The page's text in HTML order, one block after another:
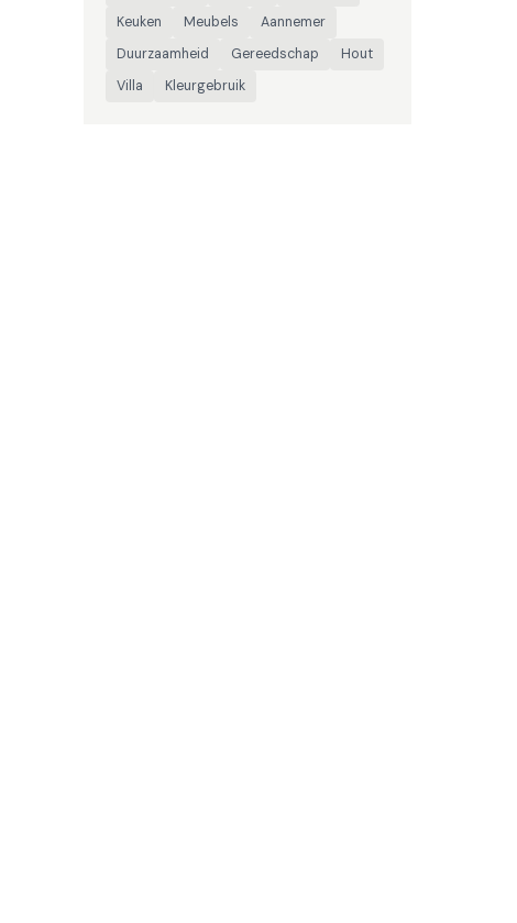
Keuken
Meubels
Aannemer
Duurzaamheid
Gereedschap
Hout
Villa
Kleurgebruik